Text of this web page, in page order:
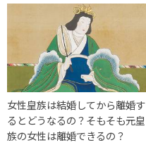
女性皇族は結婚してから離婚す
るとどうなるの？そもそも元皇
族の女性は離婚できるの？